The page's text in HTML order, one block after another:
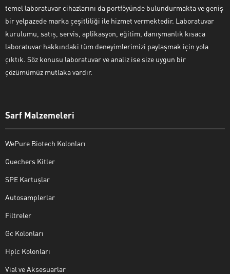
temel laboratuvar cihazlarını da portföyünde bulundurmakta ve geniş
bir yelpazede marka çeşitliliği ile hizmet vermektedir. Laboratuvar
kurulumu, satış, servis, aplikasyon, eğitim, danışmanlık kısaca
laboratuvar hakkındaki tüm deneyimlerimizi paylaşmak için yola
çıktık. Söz konusu laboratuvar ve analiz ise size uygun bir
çözümümüz mutlaka vardır.
Sarf Malzemeleri
WePure Biotech Kolonları
Quechers Kitler
SPE Kartuşlar
Autosamplerlar
Filtreler
Gc Kolonları
Hplc Kolonları
Vial ve Aksesuarlar